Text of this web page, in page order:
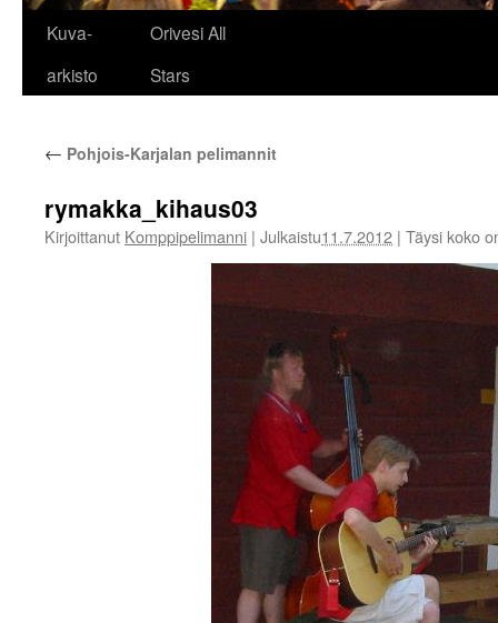
Kuva-
arkisto
Orivesi All
Stars
← Pohjois-Karjalan pelimannit
rymakka_kihaus03
Kirjoittanut Komppipelimanni | Julkaistu11.7.2012 | Täysi koko